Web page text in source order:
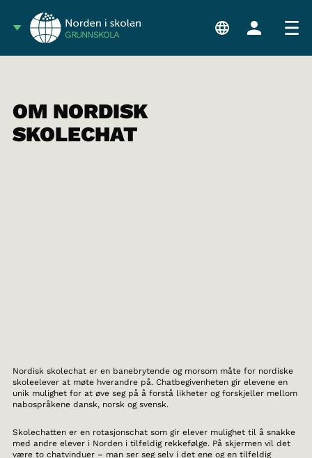
GRUNNSKOLA
OM NORDISK
SKOLECHAT
Nordisk skolechat er en banebrytende og morsom måte for nordiske
skoleelever at møte hverandre på. Chatbegivenheten gir elevene en
unik mulighet for at øve seg på å forstå likheter og forskjeller mellom
nabospråkene dansk, norsk og svensk.
Skolechatten er en rotasjonschat som gir elever mulighet til å snakke
med andre elever i Norden i tilfeldig rekkefølge. På skjermen vil det
være to chatvinduer – man ser seg selv i det ene og en tilfeldig